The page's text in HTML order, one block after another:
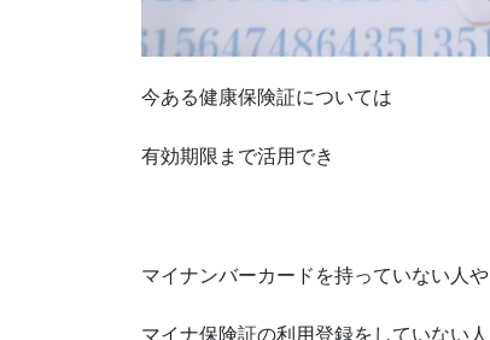
今ある健康保険証については
有効期限まで活用でき
マイナンバーカードを持っていない人や
マイナ保険証の利用登録をしていない人